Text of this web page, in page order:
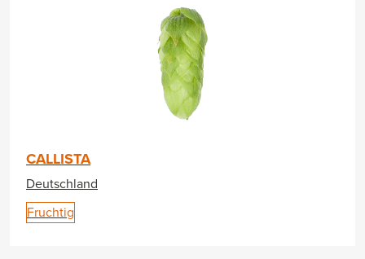
CALLISTA
Deutschland
Fruchtig